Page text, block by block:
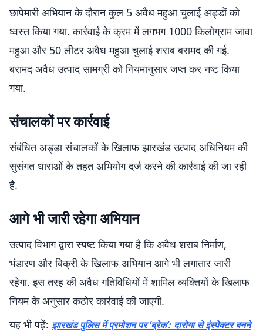
छापेमारी अभियान के दौरान कुल 5 अवैध महुआ चुलाई अड्डों को
ध्वस्त किया गया. कार्रवाई के क्रम में लगभग 1000 किलोग्राम जावा
महुआ और 50 लीटर अवैध महुआ चुलाई शराब बरामद की गई.
बरामद अवैध उत्पाद सामग्री को नियमानुसार जप्त कर नष्ट किया
गया.
संचालकों पर कार्रवाई
संबंधित अड्डा संचालकों के खिलाफ झारखंड उत्पाद अधिनियम की
सुसंगत धाराओं के तहत अभियोग दर्ज करने की कार्रवाई की जा रही
है.
आगे भी जारी रहेगा अभियान
उत्पाद विभाग द्वारा स्पष्ट किया गया है कि अवैध शराब निर्माण,
भंडारण और बिक्री के खिलाफ अभियान आगे भी लगातार जारी
रहेगा. इस तरह की अवैध गतिविधियों में शामिल व्यक्तियों के खिलाफ
नियम के अनुसार कठोर कार्रवाई की जाएगी.
यह भी पढ़ें: झारखंड पुलिस में प्रमोशन पर ‘ब्रेक’: दारोगा से इंस्पेक्टर बनने